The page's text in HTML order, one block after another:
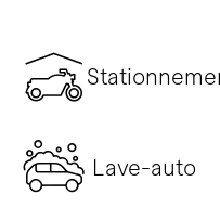
Lave-auto